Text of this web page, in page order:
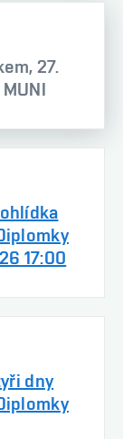
27.
17:00
dny